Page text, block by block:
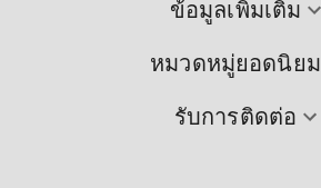
ข้อมูลเพิ่มเติม
หมวดหมู่ยอดนิยม
รับการติดต่อ